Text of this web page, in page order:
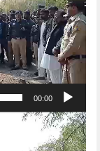
00:00
Video
Player